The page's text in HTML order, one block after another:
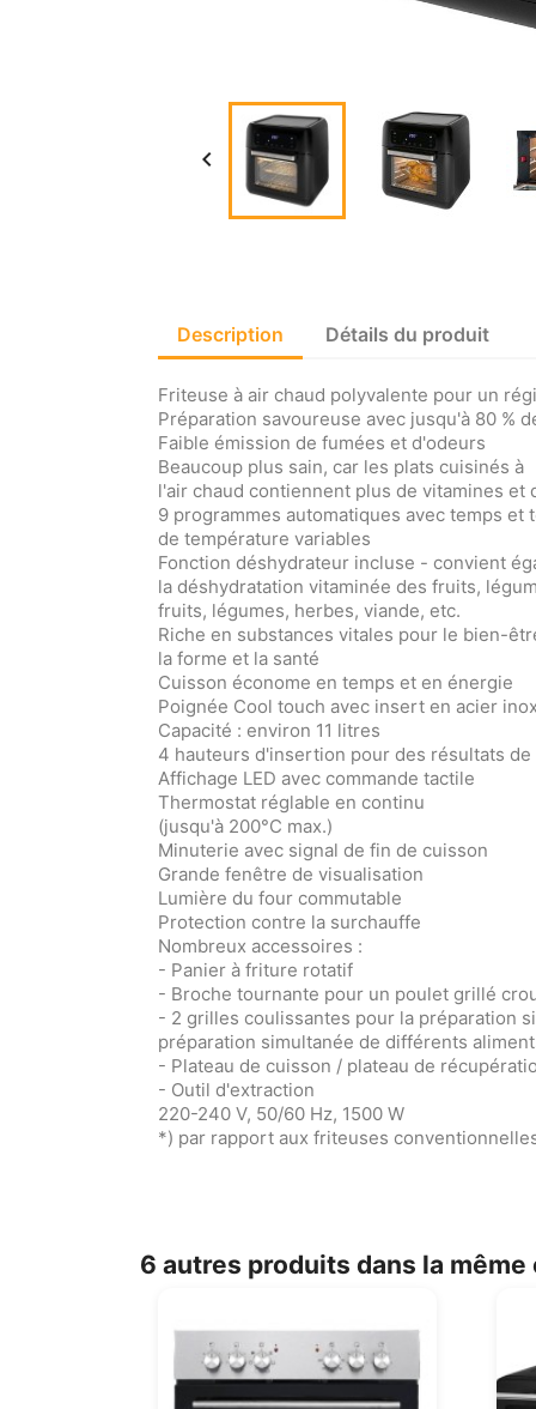

Description Détails du produit
Friteuse à air chaud polyvalente pour un
Préparation savoureuse avec jusqu'à 80 %
Faible émission de fumées et d'odeurs
Beaucoup plus sain, car les plats cuisinés à
l'air chaud contiennent plus de vitamines et
9 programmes automatiques avec temps et
de température variables
Fonction déshydrateur incluse - convient
la déshydratation vitaminée des fruits,
fruits, légumes, herbes, viande, etc.
Riche en substances vitales pour le bien-
la forme et la santé
Cuisson économe en temps et en énergie
Poignée Cool touch avec insert en acier
Capacité : environ 11 litres
4 hauteurs d'insertion pour des résultats
Affichage LED avec commande tactile
Thermostat réglable en continu
(jusqu'à 200°C max.)
Minuterie avec signal de fin de cuisson
Grande fenêtre de visualisation
Lumière du four commutable
Protection contre la surchauffe
Nombreux accessoires :
- Panier à friture rotatif
- Broche tournante pour un poulet grillé
- 2 grilles coulissantes pour la préparation
préparation simultanée de différents
- Plateau de cuisson / plateau de
- Outil d'extraction
220-240 V, 50/60 Hz, 1500 W
*) par rapport aux friteuses
6 autres produits dans la même